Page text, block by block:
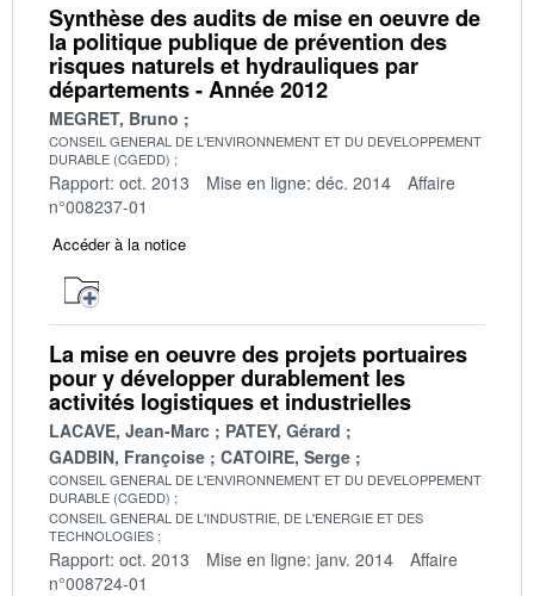
Synthèse des audits de mise en oeuvre de
la politique publique de prévention des
risques naturels et hydrauliques par
départements - Année 2012
MEGRET, Bruno
CONSEIL GENERAL DE L'ENVIRONNEMENT ET DU DEVELOPPEMENT
DURABLE (CGEDD)
Rapport: oct. 2013 Mise en ligne: déc. 2014
Affaire
n°008237-01
Accéder à la notice
La mise en oeuvre des projets portuaires
pour y développer durablement les
activités logistiques et industrielles
LACAVE, Jean-Marc
PATEY, Gérard
GADBIN, Françoise
CATOIRE, Serge
CONSEIL GENERAL DE L'ENVIRONNEMENT ET DU DEVELOPPEMENT
DURABLE (CGEDD)
CONSEIL GENERAL DE L'INDUSTRIE, DE L'ENERGIE ET DES
TECHNOLOGIES
Rapport: oct. 2013 Mise en ligne: janv. 2014
Affaire
n°008724-01